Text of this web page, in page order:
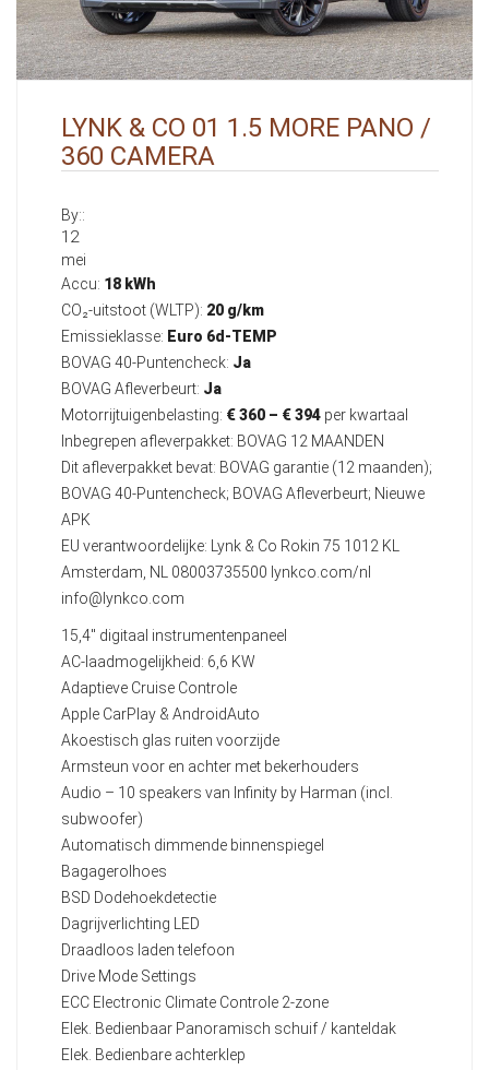
LYNK & CO 01 1.5 MORE PANO /
360 CAMERA
By::
12
mei
Accu: 18 kWh
CO₂-uitstoot (WLTP): 20 g/km
Emissieklasse: Euro 6d-TEMP
BOVAG 40-Puntencheck: Ja
BOVAG Afleverbeurt: Ja
Motorrijtuigenbelasting: € 360 – € 394 per kwartaal
Inbegrepen afleverpakket: BOVAG 12 MAANDEN
Dit afleverpakket bevat: BOVAG garantie (12 maanden);
BOVAG 40-Puntencheck; BOVAG Afleverbeurt; Nieuwe
APK
EU verantwoordelijke: Lynk & Co Rokin 75 1012 KL
Amsterdam, NL 08003735500 lynkco.com/nl
info@lynkco.com
15,4" digitaal instrumentenpaneel
AC-laadmogelijkheid: 6,6 KW
Adaptieve Cruise Controle
Apple CarPlay & AndroidAuto
Akoestisch glas ruiten voorzijde
Armsteun voor en achter met bekerhouders
Audio – 10 speakers van Infinity by Harman (incl.
subwoofer)
Automatisch dimmende binnenspiegel
Bagagerolhoes
BSD Dodehoekdetectie
Dagrijverlichting LED
Draadloos laden telefoon
Drive Mode Settings
ECC Electronic Climate Controle 2-zone
Elek. Bedienbaar Panoramisch schuif / kanteldak
Elek. Bedienbare achterklep